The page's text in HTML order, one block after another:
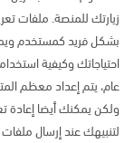
زيارتك للمنصة. ملفات
بشكل فريد كمستخدم
احتياجاتك وكيفية
عام، يتم إعداد معظم
ولكن يمكنك أيضا إعادة
لتنبيهك عند إرسال ملفات